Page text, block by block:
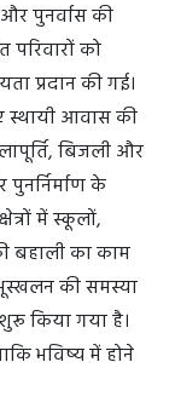
पुनर्वास की
को
प्रदान की गई।
स्थायी आवास की
बिजली और
के
में स्कूलों,
बहाली का काम
की समस्या
किया गया है।
भविष्य में होने